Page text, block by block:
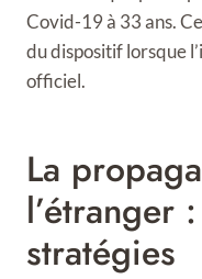
Covid-19 à 33 ans.
du dispositif lorsque
officiel.
La
l’étranger
stratégies